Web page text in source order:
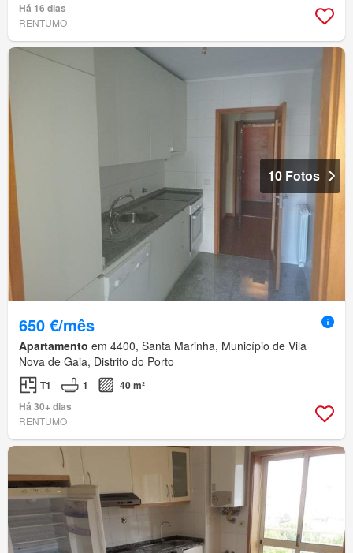
Há 16 dias
RENTUMO
10 Fotos
650 €/mês
Apartamento em 4400, Santa Marinha, Município de Vila
Nova de Gaia, Distrito do Porto
T1 1
40 m²
Há 30+ dias
RENTUMO